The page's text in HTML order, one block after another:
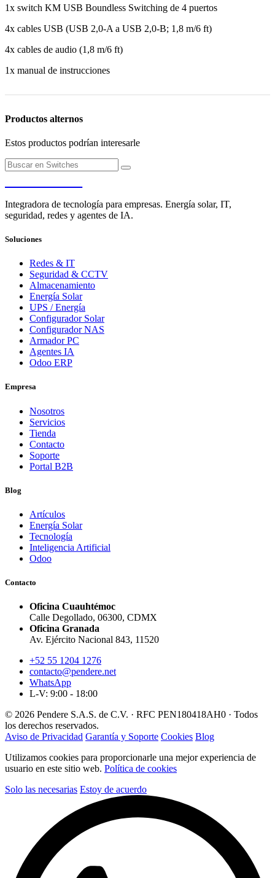
1x switch KM USB Boundless Switching de 4 puertos
4x cables USB (USB 2,0-A a USB 2,0-B; 1,8 m/6 ft)
4x cables de audio (1,8 m/6 ft)
1x manual de instrucciones
Productos alternos
Estos productos podrían interesarle
Integradora de tecnología para empresas. Energía solar, IT,
seguridad, redes y agentes de IA.
Soluciones
Redes & IT
Seguridad & CCTV
Almacenamiento
Energía Solar
UPS / Energía
Configurador Solar
Configurador NAS
Armador PC
Agentes IA
Odoo ERP
Empresa
Nosotros
Servicios
Tienda
Contacto
Soporte
Portal B2B
Blog
Artículos
Energía Solar
Tecnología
Inteligencia Artificial
Odoo
Contacto
Oficina Cuauhtémoc
Calle Degollado, 06300, CDMX
Oficina Granada
Av. Ejército Nacional 843, 11520
+52 55 1204 1276
contacto@pendere.net
WhatsApp
L-V: 9:00 - 18:00
© 2026 Pendere S.A.S. de C.V. · RFC PEN180418AH0 · Todos
los derechos reservados.
Aviso de Privacidad Garantía y Soporte Cookies Blog
Utilizamos cookies para proporcionarle una mejor experiencia de
usuario en este sitio web. Política de cookies
Solo las necesarias Estoy de acuerdo